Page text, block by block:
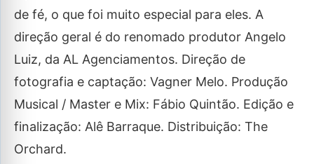
de fé, o que foi muito especial para eles. A
direção geral é do renomado produtor Angelo
Luiz, da AL Agenciamentos. Direção de
fotografia e captação: Vagner Melo. Produção
Musical / Master e Mix: Fábio Quintão. Edição e
finalização: Alê Barraque. Distribuição: The
Orchard.